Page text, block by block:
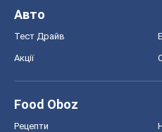
Авто
Тест Драйв
Акції
Food Oboz
Рецепти